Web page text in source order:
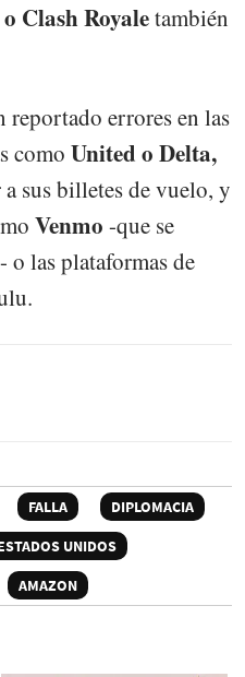
Clash Royaletambién
reportado errores en las
como United o Delta,
sus billetes de vuelo, y
Venmo -que se
las plataformas de
FALLA
DIPLOMACIA
UNIDOS
AMAZON